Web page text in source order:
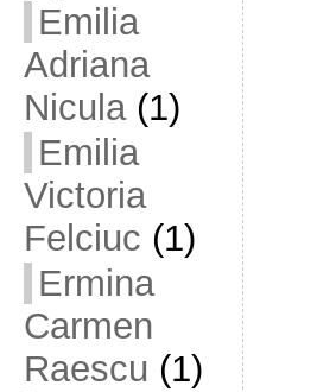
Emilia
Adriana
Nicula(1)
Emilia
Victoria
Felciuc (1)
Ermina
Carmen
Raescu (1)